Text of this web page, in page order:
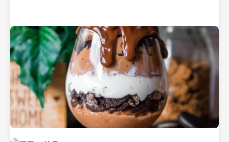
纯净的初榨椰子油